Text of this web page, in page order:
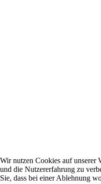
Wir nutzen Cookies auf unserer
und die Nutzererfahrung zu
Sie, dass bei einer Ablehnung